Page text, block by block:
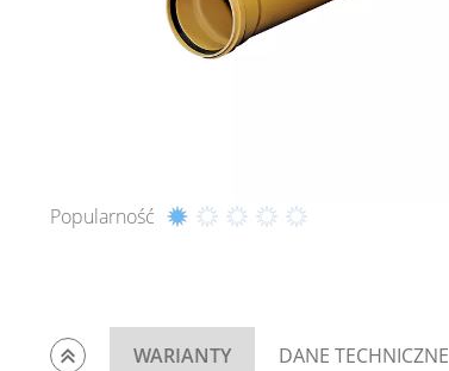
Popularność
WARIANTY DANE TECHNICZNE